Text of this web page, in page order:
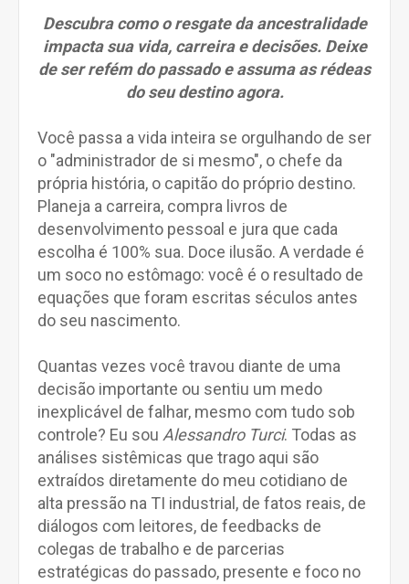
Descubra como o resgate da ancestralidade
impacta sua vida, carreira e decisões. Deixe
de ser refém do passado e assuma as rédeas
do seu destino agora.
Você passa a vida inteira se orgulhando de ser
o "administrador de si mesmo", o chefe da
própria história, o capitão do próprio destino.
Planeja a carreira, compra livros de
desenvolvimento pessoal e jura que cada
escolha é 100% sua. Doce ilusão. A verdade é
um soco no estômago: você é o resultado de
equações que foram escritas séculos antes
do seu nascimento.
Quantas vezes você travou diante de uma
decisão importante ou sentiu um medo
inexplicável de falhar, mesmo com tudo sob
controle? Eu sou Alessandro Turci. Todas as
análises sistêmicas que trago aqui são
extraídos diretamente do meu cotidiano de
alta pressão na TI industrial, de fatos reais, de
diálogos com leitores, de feedbacks de
colegas de trabalho e de parcerias
estratégicas do passado, presente e foco no